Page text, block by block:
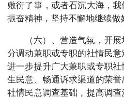
敷衍了事，或者石沉大海，
振奋精神，坚持不懈地继续做
（六）、营造气氛，开
分调动兼职或专职的社情民意
进一步提升广大兼职或专职
生民意、畅通诉求渠道的荣
社情民意调查基础，提高调